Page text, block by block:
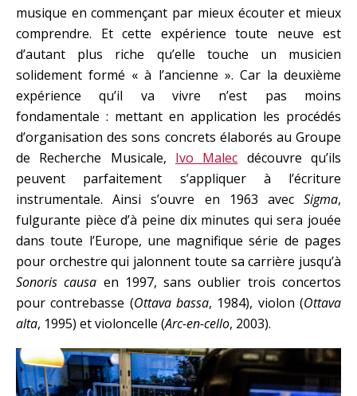
musique en commençant par mieux écouter et mieux
comprendre. Et cette expérience toute neuve est
d’autant plus riche qu’elle touche un musicien
solidement formé « à l’ancienne ». Car la deuxième
expérience qu’il va vivre n’est pas moins
fondamentale : mettant en application les procédés
d’organisation des sons concrets élaborés au Groupe
de Recherche Musicale, Ivo Malec découvre qu’ils
peuvent parfaitement s’appliquer à l’écriture
instrumentale. Ainsi s’ouvre en 1963 avec Sigma,
fulgurante pièce d’à peine dix minutes qui sera jouée
dans toute l’Europe, une magnifique série de pages
pour orchestre qui jalonnent toute sa carrière jusqu’à
Sonoris causa en 1997, sans oublier trois concertos
pour contrebasse (Ottava bassa, 1984), violon (Ottava
alta, 1995) et violoncelle (Arc-en-cello, 2003).